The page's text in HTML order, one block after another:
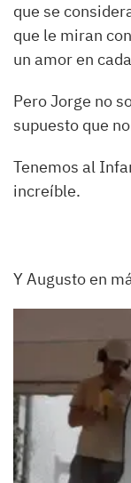
que se
que le miran
un amor en
Pero Jorge no
supuesto que
Tenemos al
increíble.
Y Augusto en